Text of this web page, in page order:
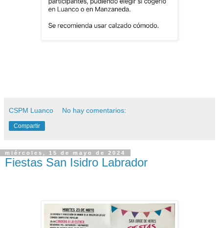
CSPM Luanco No hay comentarios:
Compartir
miércoles, 15 de mayo de 2024
Fiestas San Isidro Labrador